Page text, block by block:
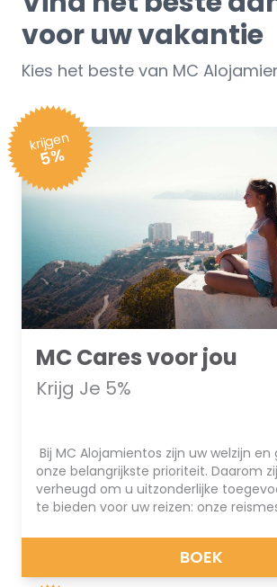
voor uw vakantie
Kies het beste van MC
krijgen
5%
MC Cares voor jou
Krijg Je 5%
Bij MC Alojamientos zijn uw welzijn
onze belangrijkste prioriteit. Daarom
verheugd om u uitzonderlijke
te bieden voor uw reizen: onze
We weten dat wanneer u op een reis
genieten het ten volle en hebben het
BOEK